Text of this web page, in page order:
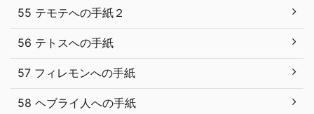
55 テモテへの手紙２
56 テトスへの手紙
57 フィレモンへの手紙
58 ヘブライ人への手紙